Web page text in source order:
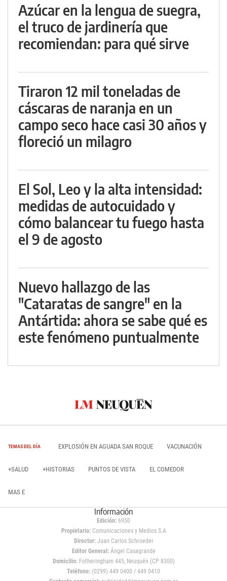
Azúcar en la lengua de suegra,
el truco de jardinería que
recomiendan: para qué sirve
Tiraron 12 mil toneladas de
cáscaras de naranja en un
campo seco hace casi 30 años y
floreció un milagro
El Sol, Leo y la alta intensidad:
medidas de autocuidado y
cómo balancear tu fuego hasta
el 9 de agosto
Nuevo hallazgo de las
"Cataratas de sangre" en la
Antártida: ahora se sabe qué es
este fenómeno puntualmente
TEMAS DEL DÍA EXPLOSIÓN EN AGUADA SAN ROQUE VACUNACIÓN
+SALUD +HISTORIAS PUNTOS DE VISTA EL COMEDOR
MAS E
Información
Edición: 6950
Propietario:Comunicaciones y Medios S.A
Director: Juan Carlos Schroeder
Editor General:Ángel Casagrande
Domicilio:Fotheringham 445, Neuquén (CP 8300)
Teléfono: (0299) 449 0400 / 449 0410